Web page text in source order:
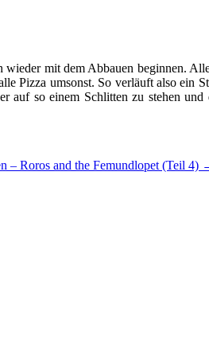
mit dem Abbauen beginnen.
Pizza umsonst. So verläuft also
so einem Schlitten zu stehen
– Roros and the Femundlopet (Teil 4)